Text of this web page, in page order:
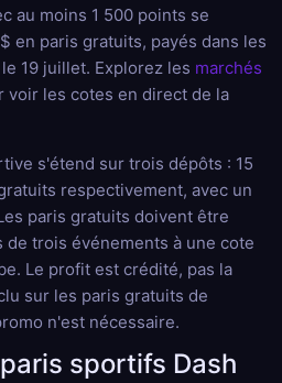
au moins 1 500 points se
en paris gratuits, payés dans les
19 juillet. Explorez les marchés
voir les cotes en direct de la
s'étend sur trois dépôts : 15
respectivement, avec un
paris gratuits doivent être
trois événements à une cote
Le profit est crédité, pas la
sur les paris gratuits de
n'est nécessaire.
sportifs Dash